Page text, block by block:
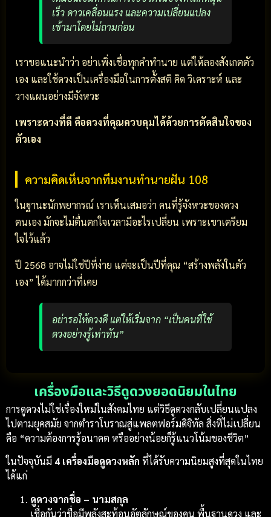
เร็ว ดาวเคลื่อนแรง และความเปลี่ยนแปลง
เข้ามาโดยไม่ถามก่อน
เราขอแนะนำว่า อย่าเพิ่งเชื่อทุกคำทำนาย แต่ให้ลองสังเกตตัว
เอง และใช้ดวงเป็นเครื่องมือในการตั้งสติ คิด วิเคราะห์ และ
วางแผนอย่างมีจังหวะ
เพราะดวงที่ดี คือดวงที่คุณควบคุมได้ด้วยการตัดสินใจของ
ตัวเอง
ความคิดเห็นจากทีมงานทำนายฝัน 108
ในฐานะนักพยากรณ์ เราเห็นเสมอว่า คนที่รู้จังหวะของดวง
ตนเอง มักจะไม่ตื่นตกใจเวลามีอะไรเปลี่ยน เพราะเขาเตรียม
ใจไว้แล้ว
ปี 2568 อาจไม่ใช่ปีที่ง่าย แต่จะเป็นปีที่คุณ “สร้างพลังในตัว
เอง” ได้มากกว่าที่เคย
อย่ารอให้ดวงดี แต่ให้เริ่มจาก “เป็นคนที่ใช้
ดวงอย่างรู้เท่าทัน”
เครื่องมือและวิธีดูดวงยอดนิยมในไทย
การดูดวงไม่ใช่เรื่องใหม่ในสังคมไทย แต่วิธีดูดวงกลับเปลี่ยนแปลง
ไปตามยุคสมัย จากตำราโบราณสู่แพลตฟอร์มดิจิทัล สิ่งที่ไม่เปลี่ยน
คือ “ความต้องการรู้อนาคต หรืออย่างน้อยก็รู้แนวโน้มของชีวิต”
ในปัจจุบันมี 4 เครื่องมือดูดวงหลัก ที่ได้รับความนิยมสูงที่สุดในไทย
ได้แก่
ดูดวงจากชื่อ – นามสกุล
เชื่อกันว่าชื่อมีพลังสะท้อนอัตลักษณ์ของคน พื้นฐานดวง และ